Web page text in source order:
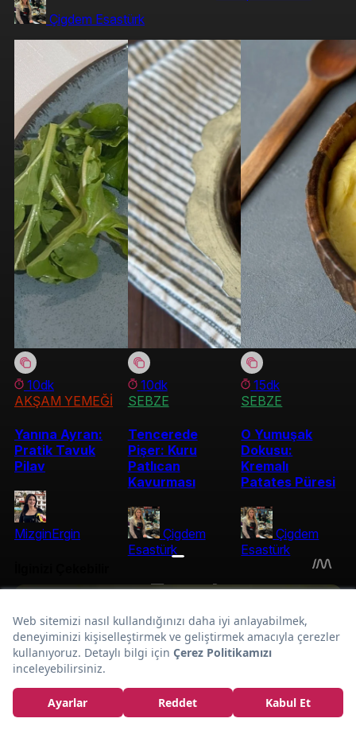
Fırında
Pırasa Dilimleri
Tarifi
Çigdem Esastürk
10dk
AKŞAM YEMEĞİ
Yanına Ayran:
Pratik Tavuk
Pilav
MizginErgin
10dk
SEBZE
Tencerede
Pişer: Kuru
Patlıcan
Kavurması
Çigdem
Esastürk
15dk
SEBZE
O Yumuşak
Dokusu:
Kremalı
Patates Püresi
Çigdem
Esastürk